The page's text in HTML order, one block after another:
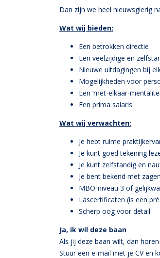
Dan zijn we heel nieuwsgierig
Wat wij bieden:
Een betrokken directie
Een veelzijdige en
Nieuwe uitdagingen bij
Mogelijkheden voor
Een ‘met-elkaar-
Een prima salaris
Wat wij verwachten:
Je hebt ruime
Je kunt goed tekening
Je kunt zelfstandig en
Je bent bekend met
MBO-niveau 3 of
Lascertificaten (is een
Scherp oog voor detail
Ja, ik wil deze baan
Als jij deze baan wilt, dan
Stuur een e-mail met je CV en